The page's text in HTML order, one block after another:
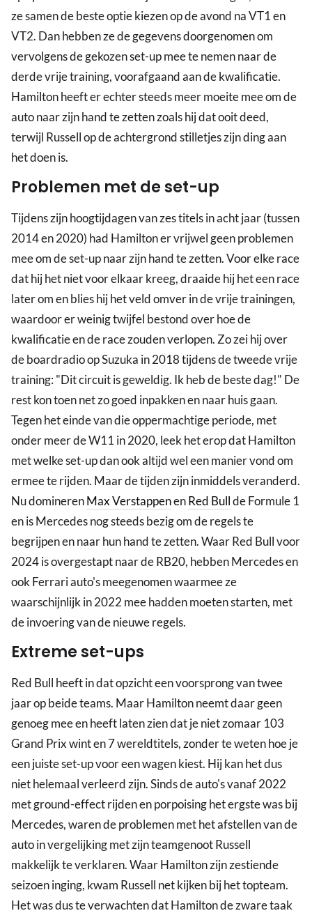
ze samen de beste optie kiezen op de avond na VT1 en
VT2. Dan hebben ze de gegevens doorgenomen om
vervolgens de gekozen set-up mee te nemen naar de
derde vrije training, voorafgaand aan de kwalificatie.
Hamilton heeft er echter steeds meer moeite mee om de
auto naar zijn hand te zetten zoals hij dat ooit deed,
terwijl Russell op de achtergrond stilletjes zijn ding aan
het doen is.
Problemen met de set-up
Tijdens zijn hoogtijdagen van zes titels in acht jaar (tussen
2014 en 2020) had Hamilton er vrijwel geen problemen
mee om de set-up naar zijn hand te zetten. Voor elke race
dat hij het niet voor elkaar kreeg, draaide hij het een race
later om en blies hij het veld omver in de vrije trainingen,
waardoor er weinig twijfel bestond over hoe de
kwalificatie en de race zouden verlopen. Zo zei hij over
de boardradio op Suzuka in 2018 tijdens de tweede vrije
training: "Dit circuit is geweldig. Ik heb de beste dag!" De
rest kon toen net zo goed inpakken en naar huis gaan.
Tegen het einde van die oppermachtige periode, met
onder meer de W11 in 2020, leek het erop dat Hamilton
met welke set-up dan ook altijd wel een manier vond om
ermee te rijden. Maar de tijden zijn inmiddels veranderd.
Nu dominerenMax VerstappenenRed Bullde Formule 1
en is Mercedes nog steeds bezig om de regels te
begrijpen en naar hun hand te zetten. Waar Red Bull voor
2024 is overgestapt naar de RB20, hebben Mercedes en
ook Ferrari auto's meegenomen waarmee ze
waarschijnlijk in 2022 mee hadden moeten starten, met
de invoering van de nieuwe regels.
Extreme set-ups
Red Bull heeft in dat opzicht een voorsprong van twee
jaar op beide teams. Maar Hamilton neemt daar geen
genoeg mee en heeft laten zien dat je niet zomaar 103
Grand Prix wint en 7 wereldtitels, zonder te weten hoe je
een juiste set-up voor een wagen kiest. Hij kan het dus
niet helemaal verleerd zijn. Sinds de auto's vanaf 2022
met ground-effect rijden en porpoising het ergste was bij
Mercedes, waren de problemen met het afstellen van de
auto in vergelijking met zijn teamgenoot Russell
makkelijk te verklaren. Waar Hamilton zijn zestiende
seizoen inging, kwam Russell net kijken bij het topteam.
Het was dus te verwachten dat Hamilton de zware taak